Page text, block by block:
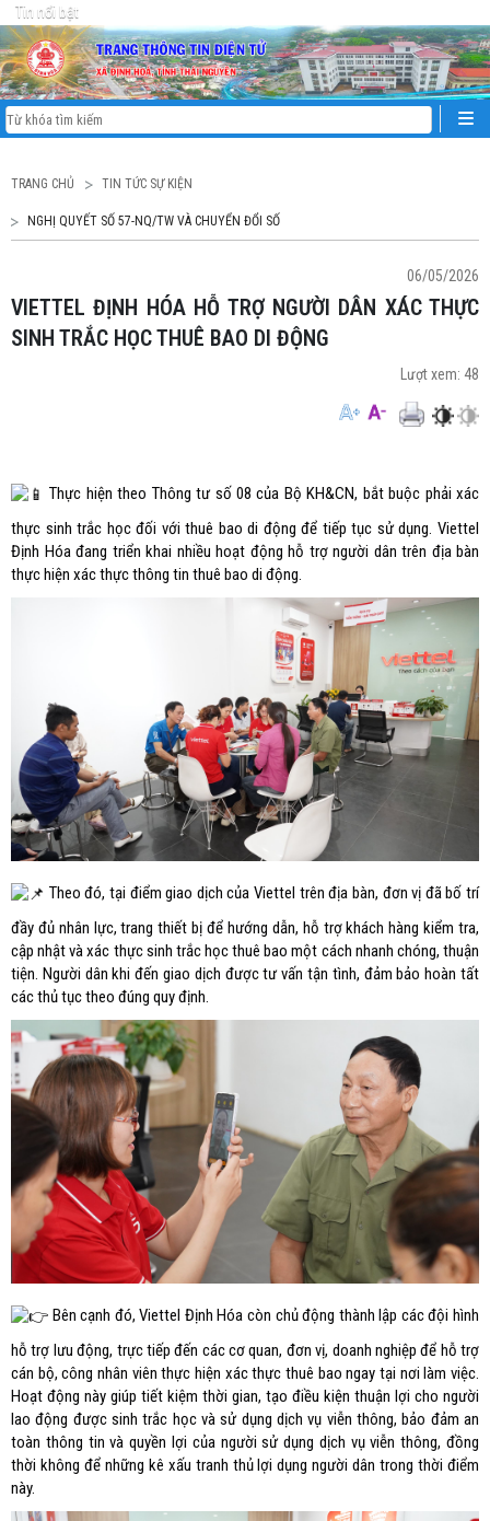
Tin nổi bật
TRANG CHỦ TIN TỨC SỰ KIỆN
NGHỊ QUYẾT SỐ 57-NQ/TW VÀ CHUYỂN ĐỔI SỐ
06/05/2026
VIETTEL ĐỊNH HÓA HỖ TRỢ NGƯỜI DÂN XÁC THỰC
SINH TRẮC HỌC THUÊ BAO DI ĐỘNG
Lượt xem: 48
Thực hiện theo Thông tư số 08 của Bộ KH&CN, bắt buộc phải xác
thực sinh trắc học đối với thuê bao di động để tiếp tục sử dụng. Viettel
Định Hóa đang triển khai nhiều hoạt động hỗ trợ người dân trên địa bàn
thực hiện xác thực thông tin thuê bao di động.
Theo đó, tại điểm giao dịch của Viettel trên địa bàn, đơn vị đã bố trí
đầy đủ nhân lực, trang thiết bị để hướng dẫn, hỗ trợ khách hàng kiểm tra,
cập nhật và xác thực sinh trắc học thuê bao một cách nhanh chóng, thuận
tiện. Người dân khi đến giao dịch được tư vấn tận tình, đảm bảo hoàn tất
các thủ tục theo đúng quy định.
Bên cạnh đó, Viettel Định Hóa còn chủ động thành lập các đội hình
hỗ trợ lưu động, trực tiếp đến các cơ quan, đơn vị, doanh nghiệp để hỗ trợ
cán bộ, công nhân viên thực hiện xác thực thuê bao ngay tại nơi làm việc.
Hoạt động này giúp tiết kiệm thời gian, tạo điều kiện thuận lợi cho người
lao động được sinh trắc học và sử dụng dịch vụ viễn thông, bảo đảm an
toàn thông tin và quyền lợi của người sử dụng dịch vụ viễn thông, đồng
thời không để những kê xấu tranh thủ lợi dụng người dân trong thời điểm
này.